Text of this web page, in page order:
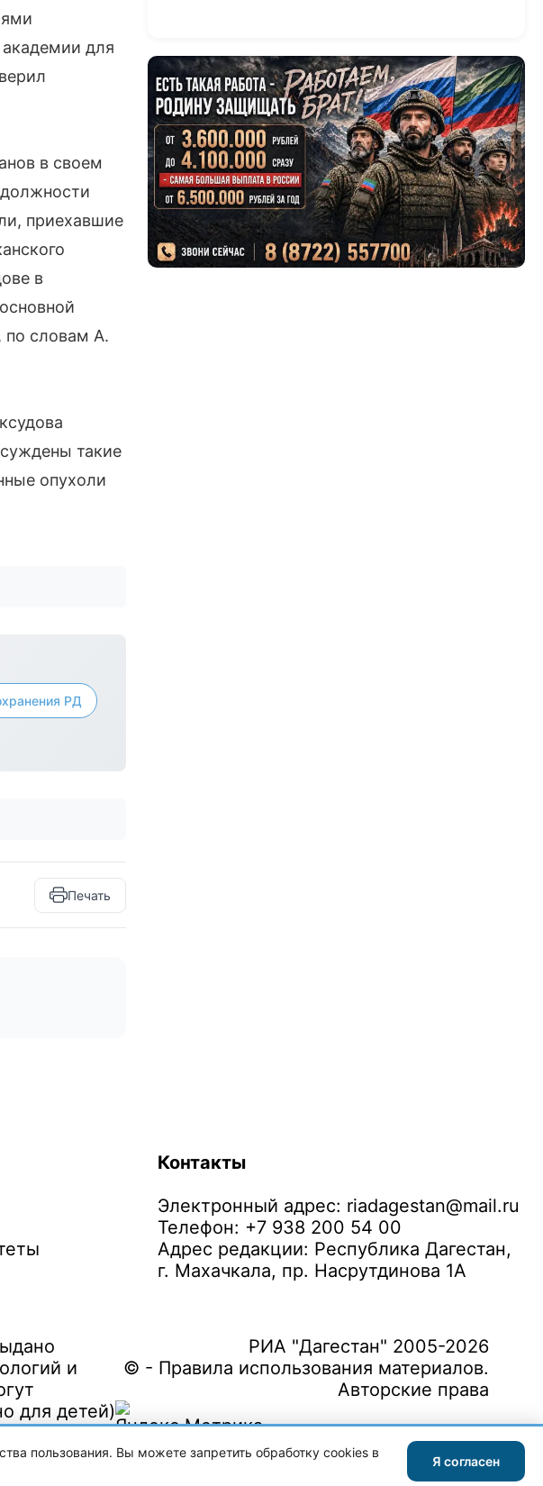
для
в своем
приехавшие
в
по словам А.
такие
опухоли
РД
Печать
Контакты
Электронный адрес: riadagestan@mail.ru
Телефон: +7 938 200 54 00
Адрес редакции: Республика Дагестан,
г. Махачкала, пр. Насрутдинова 1А
и
для детей)
РИА "Дагестан" 2005-2026
© - Правила использования материалов.
Авторские права
пользования. Вы можете запретить обработку cookies в
Я согласен